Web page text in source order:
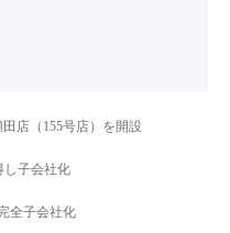
店（155号店）を開設
し子会社化
全子会社化